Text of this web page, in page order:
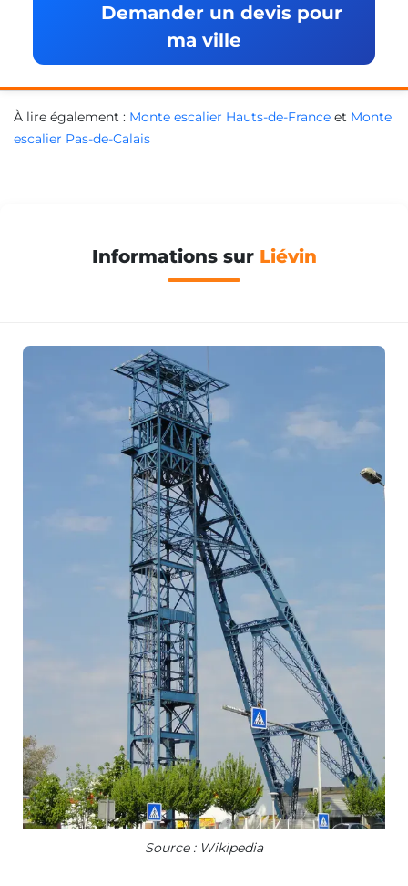
Demander un devis pour
ma ville
À lire également : Monte escalier Hauts-de-France et Monte
escalier Pas-de-Calais
Informations sur Liévin
Source : Wikipedia